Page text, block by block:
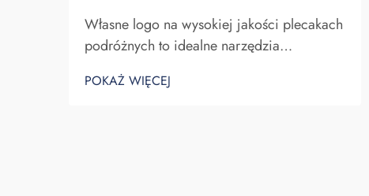
Własne logo na wysokiej jakości plecakach
podróżnych to idealne narzędzia
znaczenia faktu, że nazwa Twojej marki
POKAŻ WIĘCEJ